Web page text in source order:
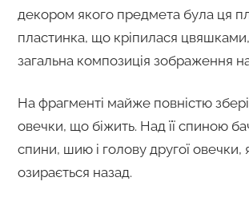
декором якого предмета була ця
пластинка, що кріпилася
загальна композиція зображення
На фрагменті майже повністю
овечки, що біжить. Над її спиною
спини, шию і голову другої овечки,
озирається назад.